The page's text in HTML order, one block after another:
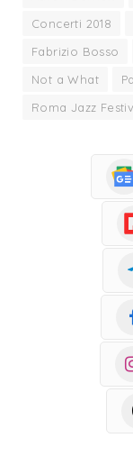
Concerti 2018
Fabrizio Bosso
Not a What
Roma Jazz